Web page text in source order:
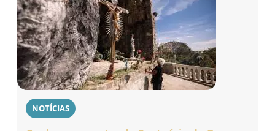
NOTÍCIAS